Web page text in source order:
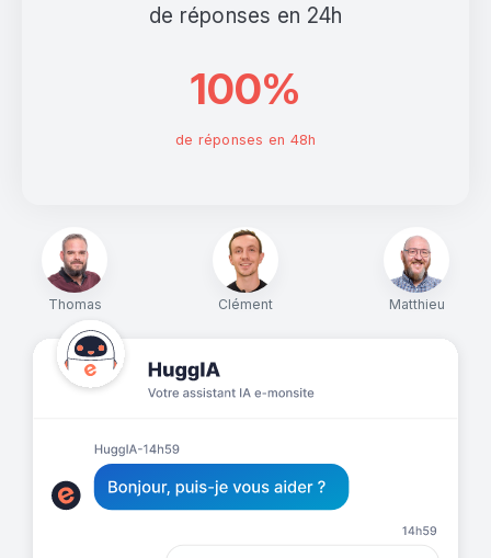
Thomas Clément Matthieu
de réponses en 24h
100%
de réponses en 48h